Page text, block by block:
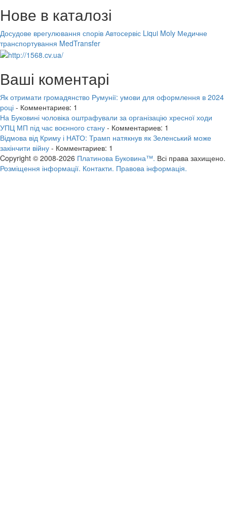
Нове в каталозі
Досудове врегулювання спорів Автосервіс Liqui Moly Медичне
транспортування MedTransfer
Ваші коментарі
Як отримати громадянство Румунії: умови для оформлення в 2024
році - Комментариев: 1
На Буковині чоловіка оштрафували за організацію хресної ходи
УПЦ МП під час воєнного стану - Комментариев: 1
Відмова від Криму і НАТО: Трамп натякнув як Зеленський може
закінчити війну - Комментариев: 1
Copyright © 2008-2026 Платинова Буковина™. Всі права захищено.
Розміщення інформації. Контакти. Правова інформація.